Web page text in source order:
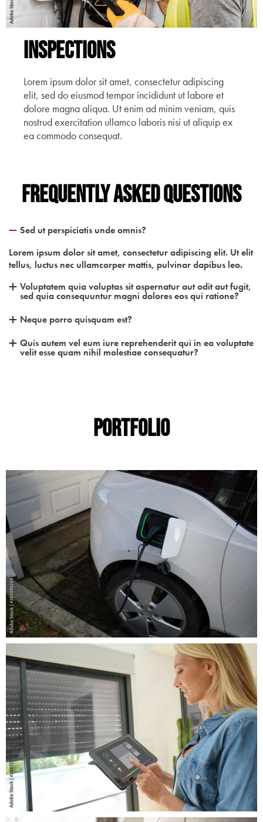
Inspections
Lorem ipsum dolor sit amet, consectetur adipiscing
elit, sed do eiusmod tempor incididunt ut labore et
dolore magna aliqua. Ut enim ad minim veniam, quis
nostrud exercitation ullamco laboris nisi ut aliquip ex
ea commodo consequat.
Frequently Asked Questions
Sed ut perspiciatis unde omnis?
Lorem ipsum dolor sit amet, consectetur adipiscing elit. Ut elit
tellus, luctus nec ullamcorper mattis, pulvinar dapibus leo.
Voluptatem quia voluptas sit aspernatur aut odit aut fugit,
sed quia consequuntur magni dolores eos qui ratione?
Neque porro quisquam est?
Quis autem vel eum iure reprehenderit qui in ea voluptate
velit esse quam nihil molestiae consequatur?
Portfolio